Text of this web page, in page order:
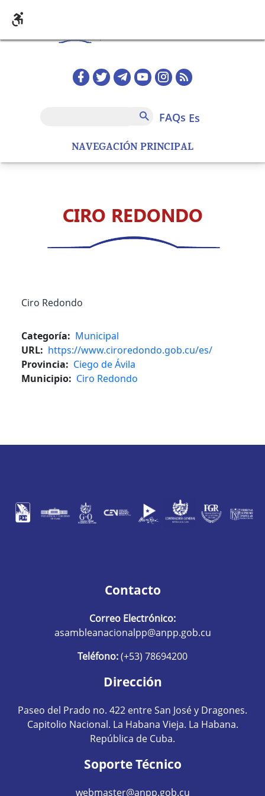
NAVEGACIÓN PRINCIPAL
Redes sociales home
FAQs
FAQs es
CIRO REDONDO
Ciro Redondo
Categoría
Municipal
URL
https://www.ciroredondo.gob.cu/es/
Provincia
Ciego de Ávila
Municipio
Ciro Redondo
Contacto
Correo Electrónico:
asambleanacionalpp@anpp.gob.cu
Teléfono:(+53) 78694200
Dirección
Paseo del Prado no. 422 entre San José y Dragones.
Capitolio Nacional. La Habana Vieja. La Habana.
República de Cuba.
Soporte Técnico
webmaster@anpp.gob.cu